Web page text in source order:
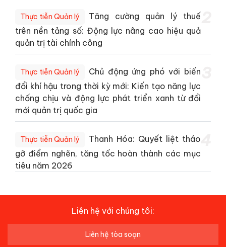
Thực tiễn Quản lý
Tăng cường quản lý thuế
trên nền tảng số: Động lực nâng cao hiệu quả
quản trị tài chính công
Thực tiễn Quản lý
Chủ động ứng phó với biến
đổi khí hậu trong thời kỳ mới: Kiến tạo năng lực
chống chịu và động lực phát triển xanh từ đổi
mới quản trị quốc gia
Thực tiễn Quản lý
Thanh Hóa: Quyết liệt tháo
gỡ điểm nghẽn, tăng tốc hoàn thành các mục
tiêu năm 2026
Liên hệ với chúng tôi:
Liên hệ tòa soạn